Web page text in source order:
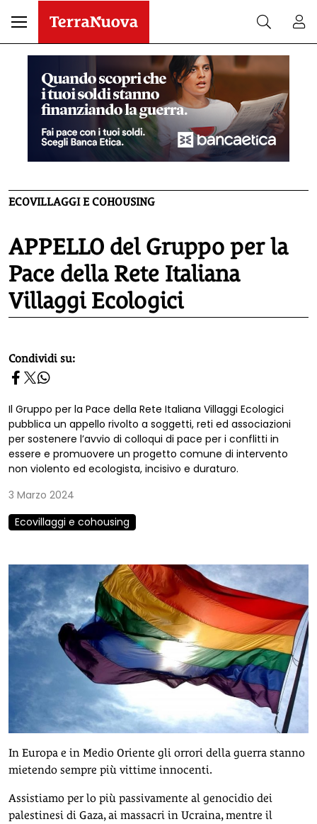
ECOVILLAGGI E COHOUSING
APPELLO del Gruppo per la
Pace della Rete Italiana
Villaggi Ecologici
homepage h2
Condividi su:
Il Gruppo per la Pace della Rete Italiana Villaggi Ecologici
pubblica un appello rivolto a soggetti, reti ed associazioni
per sostenere l’avvio di colloqui di pace per i conflitti in
essere e promuovere un progetto comune di intervento
non violento ed ecologista, incisivo e duraturo.
3 Marzo 2024
Ecovillaggi e cohousing
In Europa e in Medio Oriente gli orrori della guerra stanno
mietendo sempre più vittime innocenti.
Assistiamo per lo più passivamente al genocidio dei
palestinesi di Gaza, ai massacri in Ucraina, mentre il